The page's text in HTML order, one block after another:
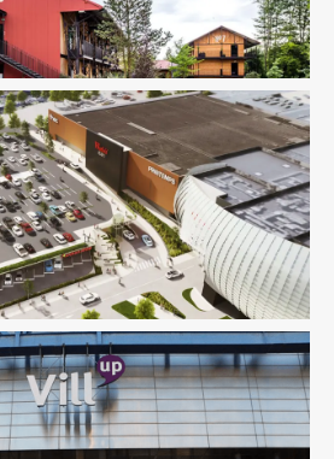
Immobilier Commercial
Structure VRD
Construction Fluides Immobilier